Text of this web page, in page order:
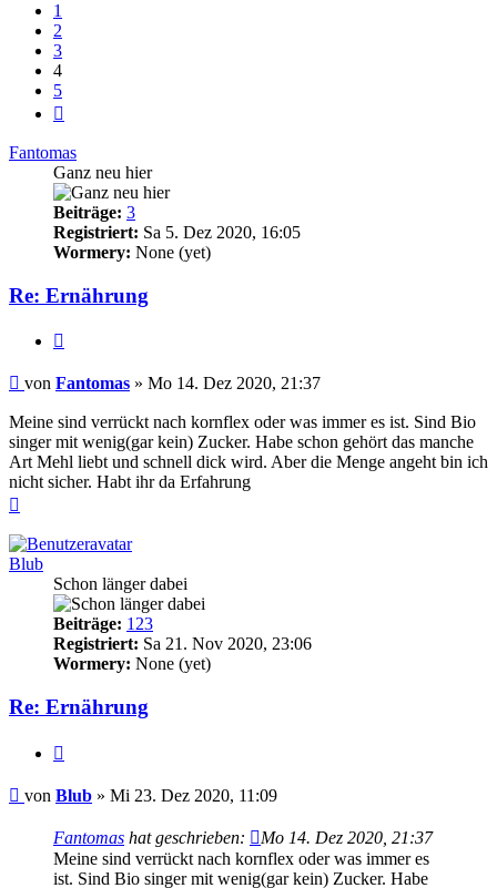
1
2
3
4
5
Fantomas
Ganz neu hier
Beiträge: 3
Registriert: Sa 5. Dez 2020, 16:05
Wormery: None (yet)
Re: Ernährung
Beitrag
von Fantomas » Mo 14. Dez 2020, 21:37
Meine sind verrückt nach kornflex oder was immer es ist. Sind Bio
singer mit wenig(gar kein) Zucker. Habe schon gehört das manche
Art Mehl liebt und schnell dick wird. Aber die Menge angeht bin ich
nicht sicher. Habt ihr da Erfahrung
Blub
Schon länger dabei
Beiträge: 123
Registriert: Sa 21. Nov 2020, 23:06
Wormery: None (yet)
Re: Ernährung
Beitrag
von Blub » Mi 23. Dez 2020, 11:09
Fantomas hat geschrieben:
Mo 14. Dez 2020, 21:37
Meine sind verrückt nach kornflex oder was immer es
ist. Sind Bio singer mit wenig(gar kein) Zucker. Habe